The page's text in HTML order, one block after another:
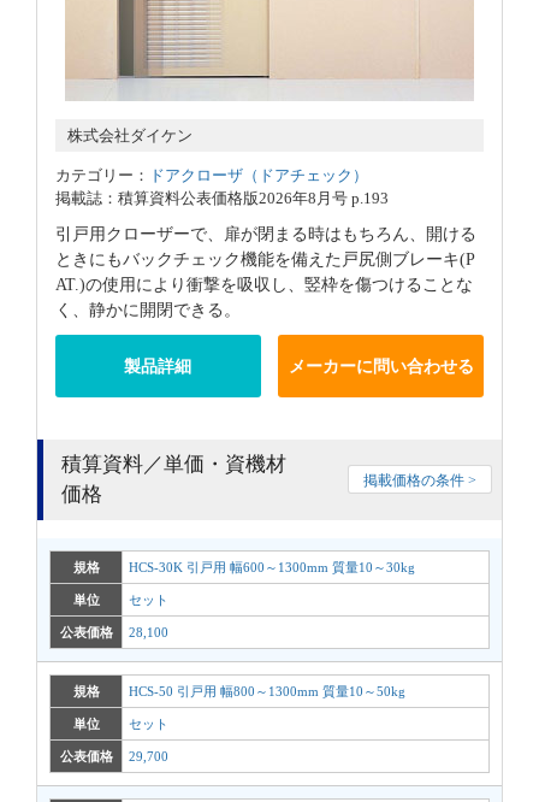
株式会社ダイケン
カテゴリー： ドアクローザ（ドアチェック）
掲載誌：積算資料公表価格版2026年8月号 p.193
引戸用クローザーで、扉が閉まる時はもちろん、開ける
ときにもバックチェック機能を備えた戸尻側ブレーキ(P
AT.)の使用により衝撃を吸収し、竪枠を傷つけることな
く、静かに開閉できる。
製品詳細 メーカーに問い合わせる
積算資料／単価・資機材
価格
掲載価格の条件 >
規格 HCS-30K 引戸用 幅600～1300mm 質量10～30kg
単位 セット
公表価格 28,100
規格 HCS-50 引戸用 幅800～1300mm 質量10～50kg
単位 セット
公表価格 29,700